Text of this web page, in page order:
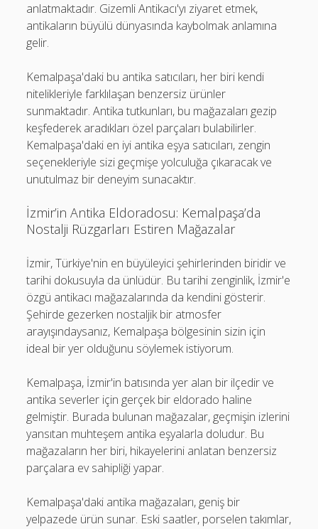
anlatmaktadır. Gizemli Antikacı'yı ziyaret etmek,
antikaların büyülü dünyasında kaybolmak anlamına
gelir.
Kemalpaşa'daki bu antika satıcıları, her biri kendi
nitelikleriyle farklılaşan benzersiz ürünler
sunmaktadır. Antika tutkunları, bu mağazaları gezip
keşfederek aradıkları özel parçaları bulabilirler.
Kemalpaşa'daki en iyi antika eşya satıcıları, zengin
seçenekleriyle sizi geçmişe yolculuğa çıkaracak ve
unutulmaz bir deneyim sunacaktır.
İzmir’in Antika Eldoradosu: Kemalpaşa’da
Nostalji Rüzgarları Estiren Mağazalar
İzmir, Türkiye'nin en büyüleyici şehirlerinden biridir ve
tarihi dokusuyla da ünlüdür. Bu tarihi zenginlik, İzmir'e
özgü antikacı mağazalarında da kendini gösterir.
Şehirde gezerken nostaljik bir atmosfer
arayışındaysanız, Kemalpaşa bölgesinin sizin için
ideal bir yer olduğunu söylemek istiyorum.
Kemalpaşa, İzmir'in batısında yer alan bir ilçedir ve
antika severler için gerçek bir eldorado haline
gelmiştir. Burada bulunan mağazalar, geçmişin izlerini
yansıtan muhteşem antika eşyalarla doludur. Bu
mağazaların her biri, hikayelerini anlatan benzersiz
parçalara ev sahipliği yapar.
Kemalpaşa'daki antika mağazaları, geniş bir
yelpazede ürün sunar. Eski saatler, porselen takımlar,